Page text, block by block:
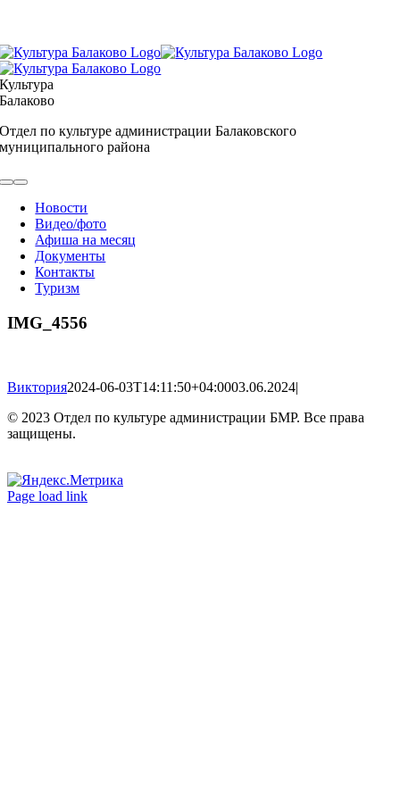
content
Культура
Балаково
Отдел по культуре администрации Балаковского
муниципального района
Toggle
NavigationНовости
Видео/фото
Афиша на месяц
Документы
Контакты
Туризм
IMG_4556
Виктория2024-06-03T14:11:50+04:0003.06.2024|
© 2023 Отдел по культуре администрации БМР. Все права
защищены.
Вконтакте
Одноклассники
Page load link